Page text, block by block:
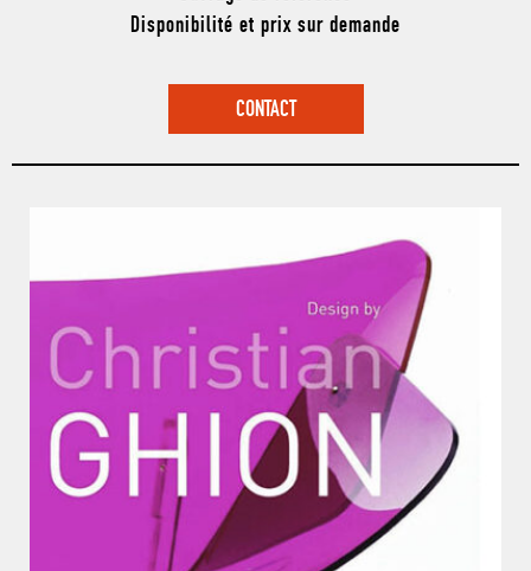
Disponibilité et prix sur demande
CONTACT